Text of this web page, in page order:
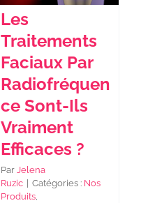
Les
Traitements
Faciaux Par
Radiofréquen
ce Sont-Ils
Vraiment
Efficaces ?
Par Jelena
Ruzic
Catégories : Nos
Produits